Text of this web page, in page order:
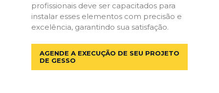
profissionais deve ser capacitados para
instalar esses elementos com precisão e
excelência, garantindo sua satisfação.
AGENDE A EXECUÇÃO DE SEU PROJETO
DE GESSO